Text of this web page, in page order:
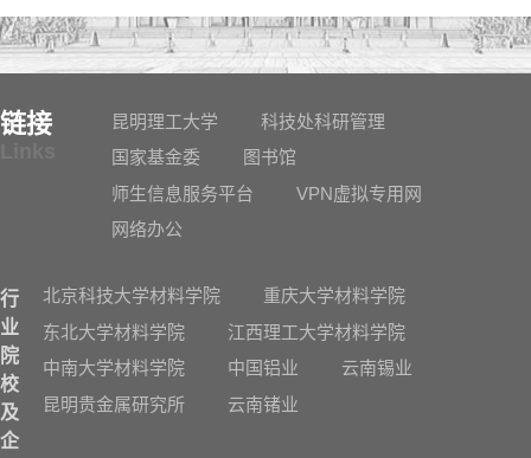
链接 昆明理工大学
科技处科研管理
国家基金委
图书馆
师生信息服务平台
VPN虚拟专用网
网络办公
行
业
院
校
及
企
北京科技大学材料学院
重庆大学材料学院
东北大学材料学院
江西理工大学材料学院
中南大学材料学院
中国铝业
云南锡业
昆明贵金属研究所
云南锗业